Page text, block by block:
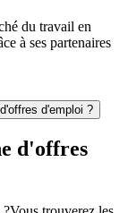
du travail en
à ses partenaires
d'emploi ?
d'offres